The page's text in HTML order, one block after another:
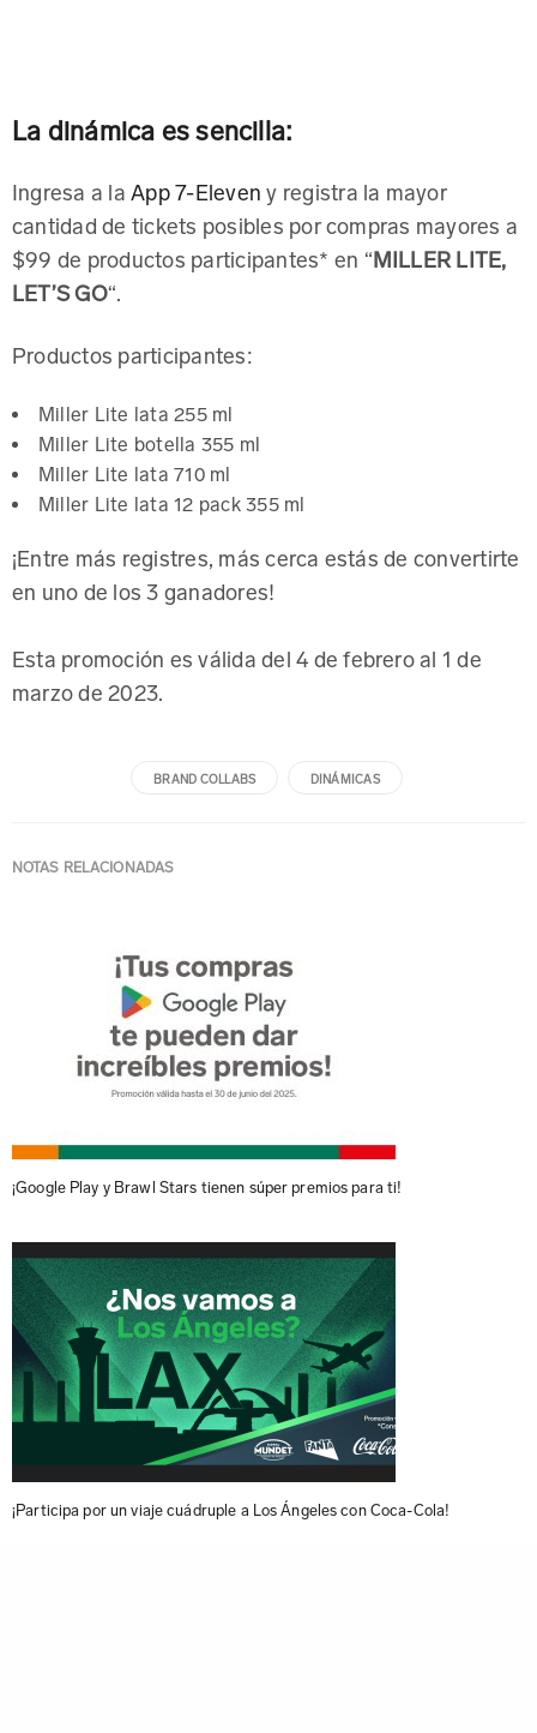
La dinámica es sencilla:
Ingresa a la App 7-Eleven y registra la mayor
cantidad de tickets posibles por compras mayores a
$99 de productos participantes* en “MILLER LITE,
LET’S GO“.
Productos participantes:
Miller Lite lata 255 ml
Miller Lite botella 355 ml
Miller Lite lata 710 ml
Miller Lite lata 12 pack 355 ml
¡Entre más registres, más cerca estás de convertirte
en uno de los 3 ganadores!
Esta promoción es válida del 4 de febrero al 1 de
marzo de 2023.
BRAND COLLABS DINÁMICAS
NOTAS RELACIONADAS
¡Google Play y Brawl Stars tienen súper premios para ti!
¡Participa por un viaje cuádruple a Los Ángeles con Coca-Cola!